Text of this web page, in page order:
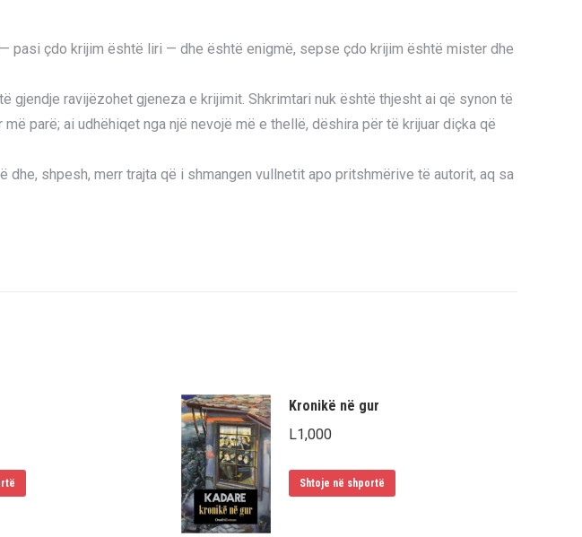
çdo krijim është liri — dhe është enigmë, sepse çdo krijim është mister dhe
gjendje ravijëzohet gjeneza e krijimit. Shkrimtari nuk është thjesht ai që synon të
parë; ai udhëhiqet nga një nevojë më e thellë, dëshira për të krijuar diçka që
shpesh, merr trajta që i shmangen vullnetit apo pritshmërive të autorit, aq sa
Kronikë në gur
L1,000
Shtoje në shportë